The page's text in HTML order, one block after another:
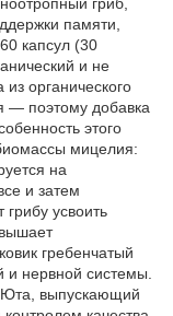
памяти,
капсул (30
и не
органического
— поэтому добавка
этого
мицелия:
на
и затем
усвоить
гребенчатый
и нервной системы.
выпускающий